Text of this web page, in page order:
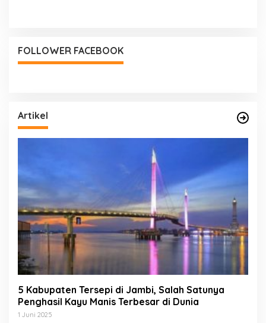
FOLLOWER FACEBOOK
Artikel
5 Kabupaten Tersepi di Jambi, Salah Satunya
Penghasil Kayu Manis Terbesar di Dunia
1 Juni 2025